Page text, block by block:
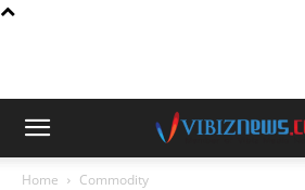
Home Commodity